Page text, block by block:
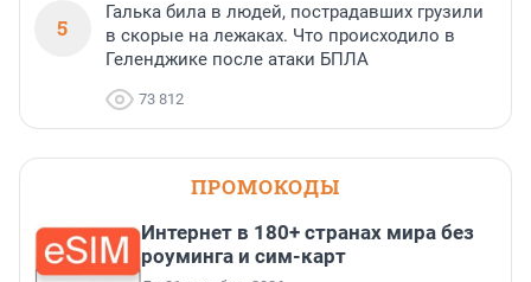
5
Галька била в людей, пострадавших грузили
в скорые на лежаках. Что происходило в
Геленджике после атаки БПЛА
73 812
ПРОМОКОДЫ
Интернет в 180+ странах мира без
роуминга и сим-карт